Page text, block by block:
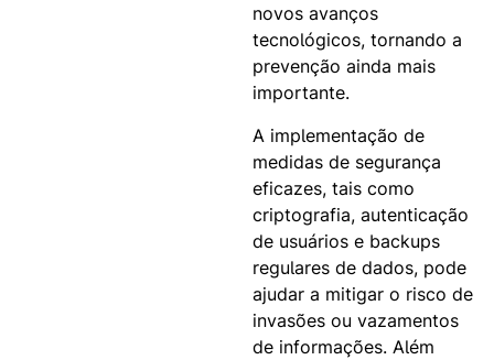
novos avanços
tecnológicos, tornando a
prevenção ainda mais
importante.
A implementação de
medidas de segurança
eficazes, tais como
criptografia, autenticação
de usuários e backups
regulares de dados, pode
ajudar a mitigar o risco de
invasões ou vazamentos
de informações. Além